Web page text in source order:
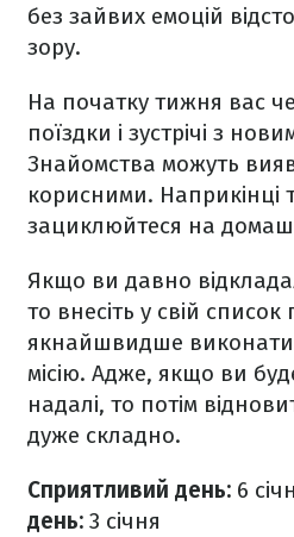
без зайвих емоцій
зору.
На початку тижня вас
поїздки і зустрічі з
Знайомства можуть
корисними. Наприкінці
зациклюйтеся на
Якщо ви давно
то внесіть у свій список
якнайшвидше виконати
місію. Адже, якщо ви
надалі, то потім
дуже складно.
Сприятливий день: 6
день: 3 січня